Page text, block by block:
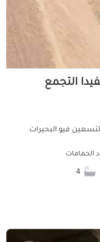
بميفيدا التجمع
بكمبوند موون فالي ١ شارع التسعين فيو البحيرات
الحمامات